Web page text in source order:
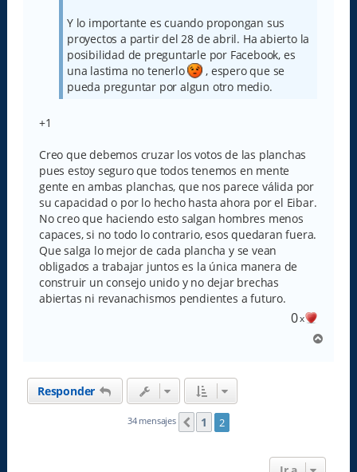
Y lo importante es cuando propongan sus
proyectos a partir del 28 de abril. Ha abierto la
posibilidad de preguntarle por Facebook, es
una lastima no tenerlo
, espero que se
pueda preguntar por algun otro medio.
+1
Creo que debemos cruzar los votos de las planchas
pues estoy seguro que todos tenemos en mente
gente en ambas planchas, que nos parece válida por
su capacidad o por lo hecho hasta ahora por el Eibar.
No creo que haciendo esto salgan hombres menos
capaces, si no todo lo contrario, esos quedaran fuera.
Que salga lo mejor de cada plancha y se vean
obligados a trabajar juntos es la única manera de
construir un consejo unido y no dejar brechas
abiertas ni revanachismos pendientes a futuro.
0x
Responder
34 mensajes Anterior
1 2